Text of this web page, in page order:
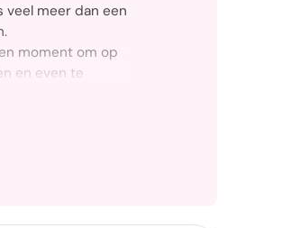
veel meer dan een
moment om op
en even te